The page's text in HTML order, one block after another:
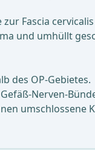
Fascia
und umhüllt
des OP-Gebietes.
Nerven-